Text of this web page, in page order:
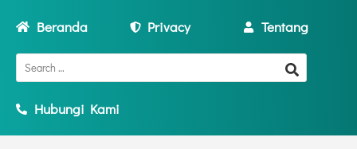
Beranda Privacy Tentang
Hubungi Kami